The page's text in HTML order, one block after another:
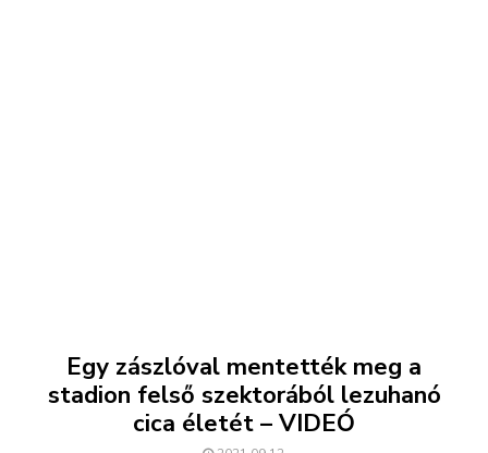
Egy zászlóval mentették meg a
stadion felső szektorából lezuhanó
cica életét – VIDEÓ